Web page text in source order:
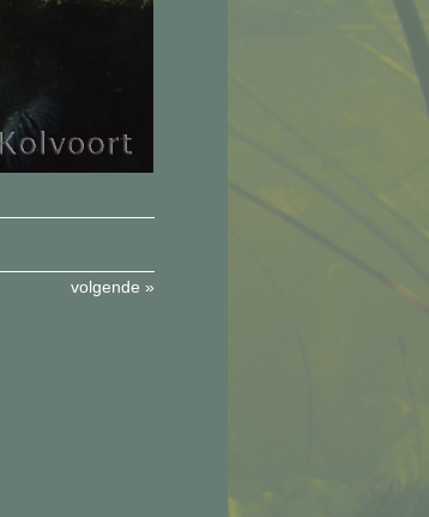
volgende »